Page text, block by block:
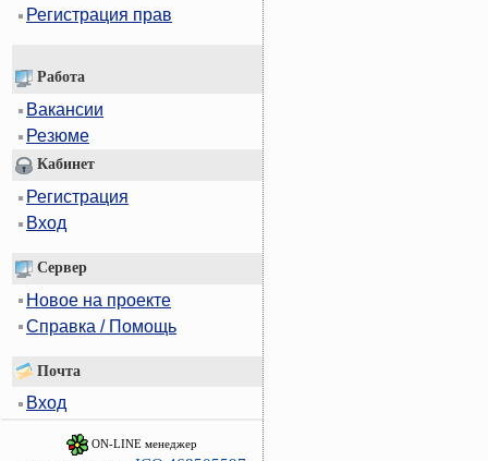
Регистрация прав
Работа
Вакансии
Резюме
Кабинет
Регистрация
Вход
Сервер
Новое на проекте
Справка / Помощь
Почта
Вход
ON-LINE менеджер